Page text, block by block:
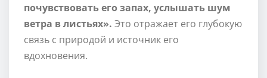
почувствовать его запах, услышать шум
ветра в листьях». Это отражает его глубокую
связь с природой и источник его
вдохновения.